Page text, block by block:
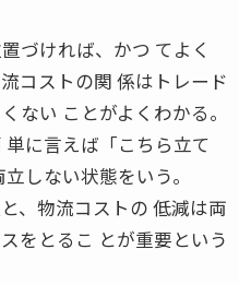
づければ、かつ てよく
コストの関 係はトレード
ない ことがよくわかる。
に言えば「こちら立て
しない状態をいう。
、物流コストの 低減は両
をとるこ とが重要という